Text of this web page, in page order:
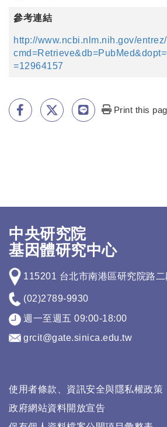
參考連結
http://www.ncbi.nlm.nih.gov/
=12964157
Print this
中央研究院
基因體研究中心
115201 台北市南港區研究院路二
(02)2789-9930
週一至週五 09:00-18:00
grcit@gate.sinica.edu.tw
使用者條款、資訊安全與隱私權政策
政府網站資料開放宣告